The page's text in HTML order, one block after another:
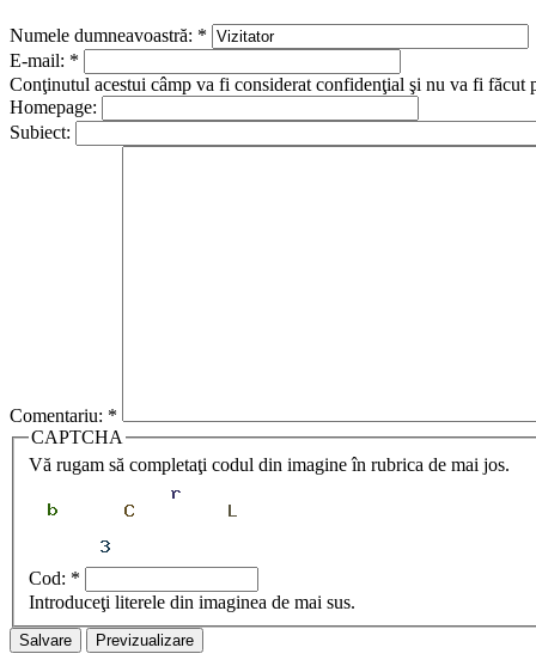
Numele dumneavoastră: *
E-mail: *
Conţinutul acestui câmp va fi considerat confidenţial şi nu va fi făcut
Homepage:
Subiect:
Comentariu: *
CAPTCHA
Vă rugam să completaţi codul din imagine în rubrica de mai jos.
Cod: *
Introduceţi literele din imaginea de mai sus.